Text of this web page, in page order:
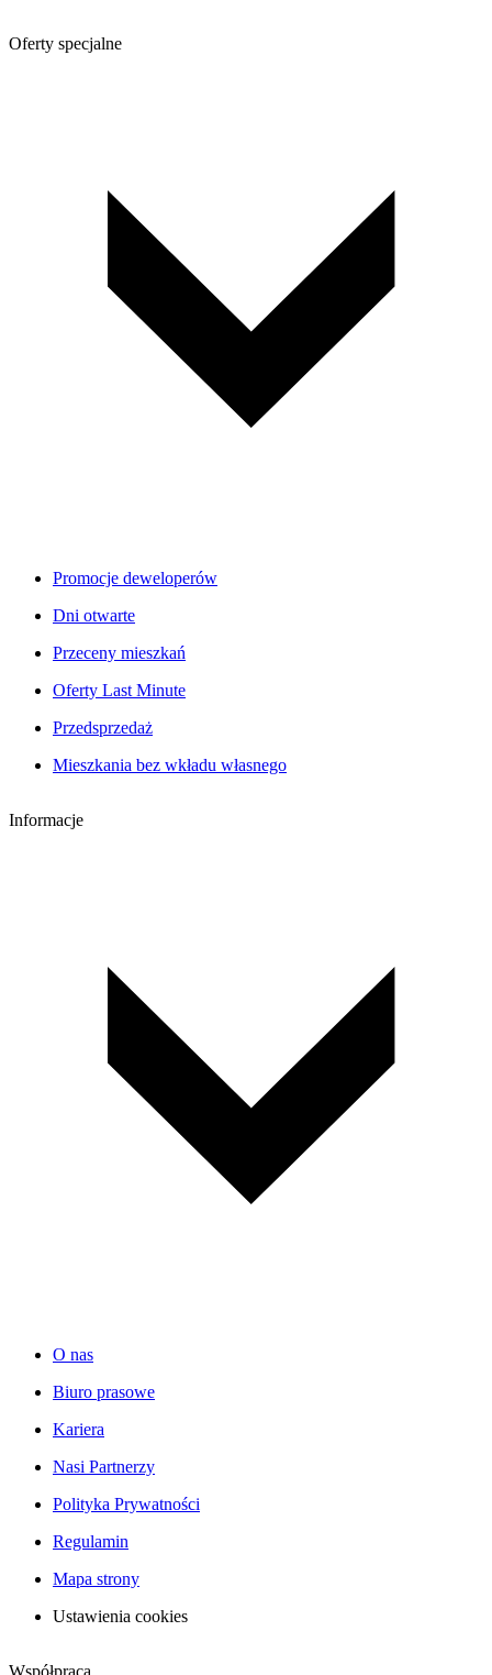
Oferty specjalne
Promocje deweloperów
Dni otwarte
Przeceny mieszkań
Oferty Last Minute
Przedsprzedaż
Mieszkania bez wkładu własnego
Informacje
O nas
Biuro prasowe
Kariera
Nasi Partnerzy
Polityka Prywatności
Regulamin
Mapa strony
Ustawienia cookies